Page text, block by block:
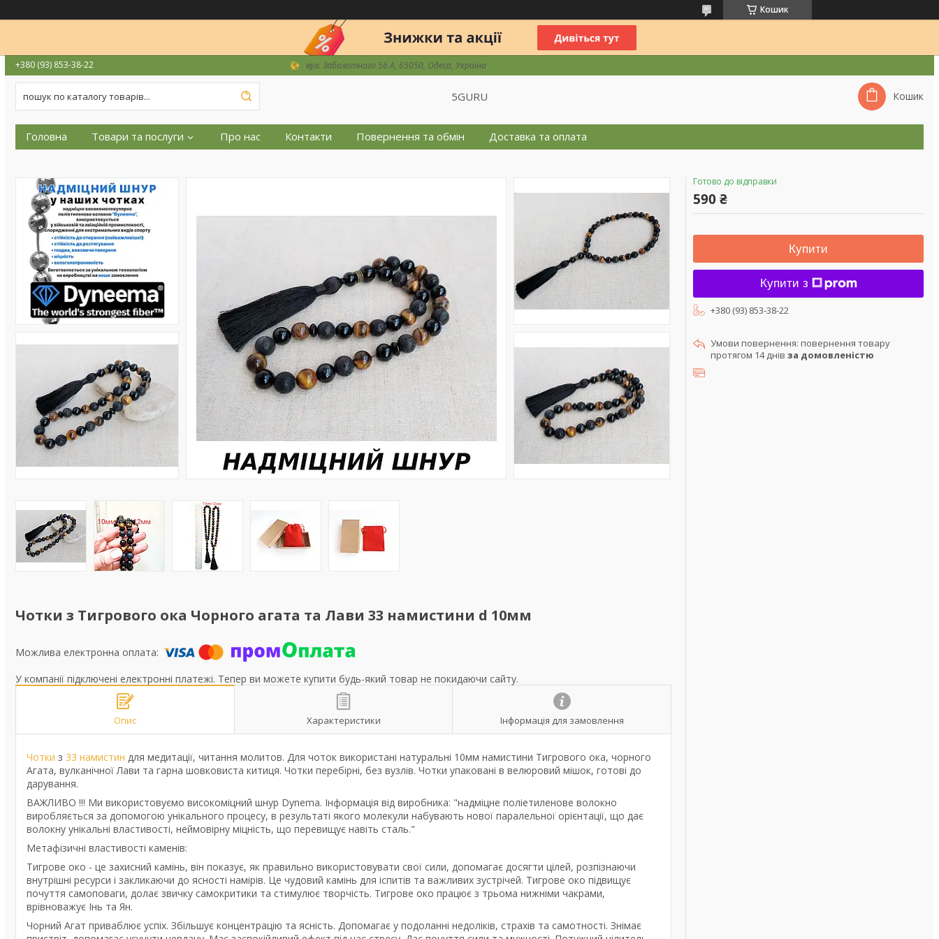
Кошик
+380 (93) 853-38-22 вул. Заболотного 56 А, 65050, Одеса, Україна
5GURU Кошик
Головна Товари та послуги Про нас Контакти Повернення та обмін Доставка та оплата
Чотки з Тигрового ока Чорного агата та Лави 33 намистини d 10мм
У компанії підключені електронні платежі. Тепер ви можете купити будь-який товар не покидаючи сайту.
Опис Характеристики Інформація для замовлення
Чотки з 33 намистин для медитації, читання молитов. Для чоток використані натуральні 10мм намистини Тигрового ока, чорного
Агата, вулканічної Лави та гарна шовковиста китиця. Чотки перебірні, без вузлів. Чотки упаковані в велюровий мішок, готові до
дарування.
ВАЖЛИВО !!! Ми використовуємо високоміцний шнур Dynema. Інформація від виробника: "надміцне поліетиленове волокно
виробляється за допомогою унікального процесу, в результаті якого молекули набувають нової паралельної орієнтації, що дає
волокну унікальні властивості, неймовірну міцність, що перевищує навіть сталь."
Метафізичні властивості каменів:
Тигрове око - це захисний камінь, він показує, як правильно використовувати свої сили, допомагає досягти цілей, розпізнаючи
внутрішні ресурси і закликаючи до ясності намірів. Це чудовий камінь для іспитів та важливих зустрічей. Тигрове око підвищує
почуття самоповаги, долає звичку самокритики та стимулює творчість. Тигрове око працює з трьома нижніми чакрами,
врівноважує Інь та Ян.
Чорний Агат приваблює успіх. Збільшує концентрацію та ясність. Допомагає у подоланні недоліків, страхів та самотності. Знімає
Готово до відправки
590 ₴
Купити
Купити з
+380 (93) 853-38-22
повернення товару
протягом 14 днів за домовленістю